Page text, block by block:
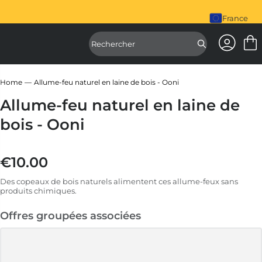
France
Accéder à la
Accéder
Home Allume-feu naturel en laine de bois - Ooni
Allume-feu naturel en laine de
bois - Ooni
Prix régulier
€10.00
Des copeaux de bois naturels alimentent ces allume-feux sans
produits chimiques.
Offres groupées associées